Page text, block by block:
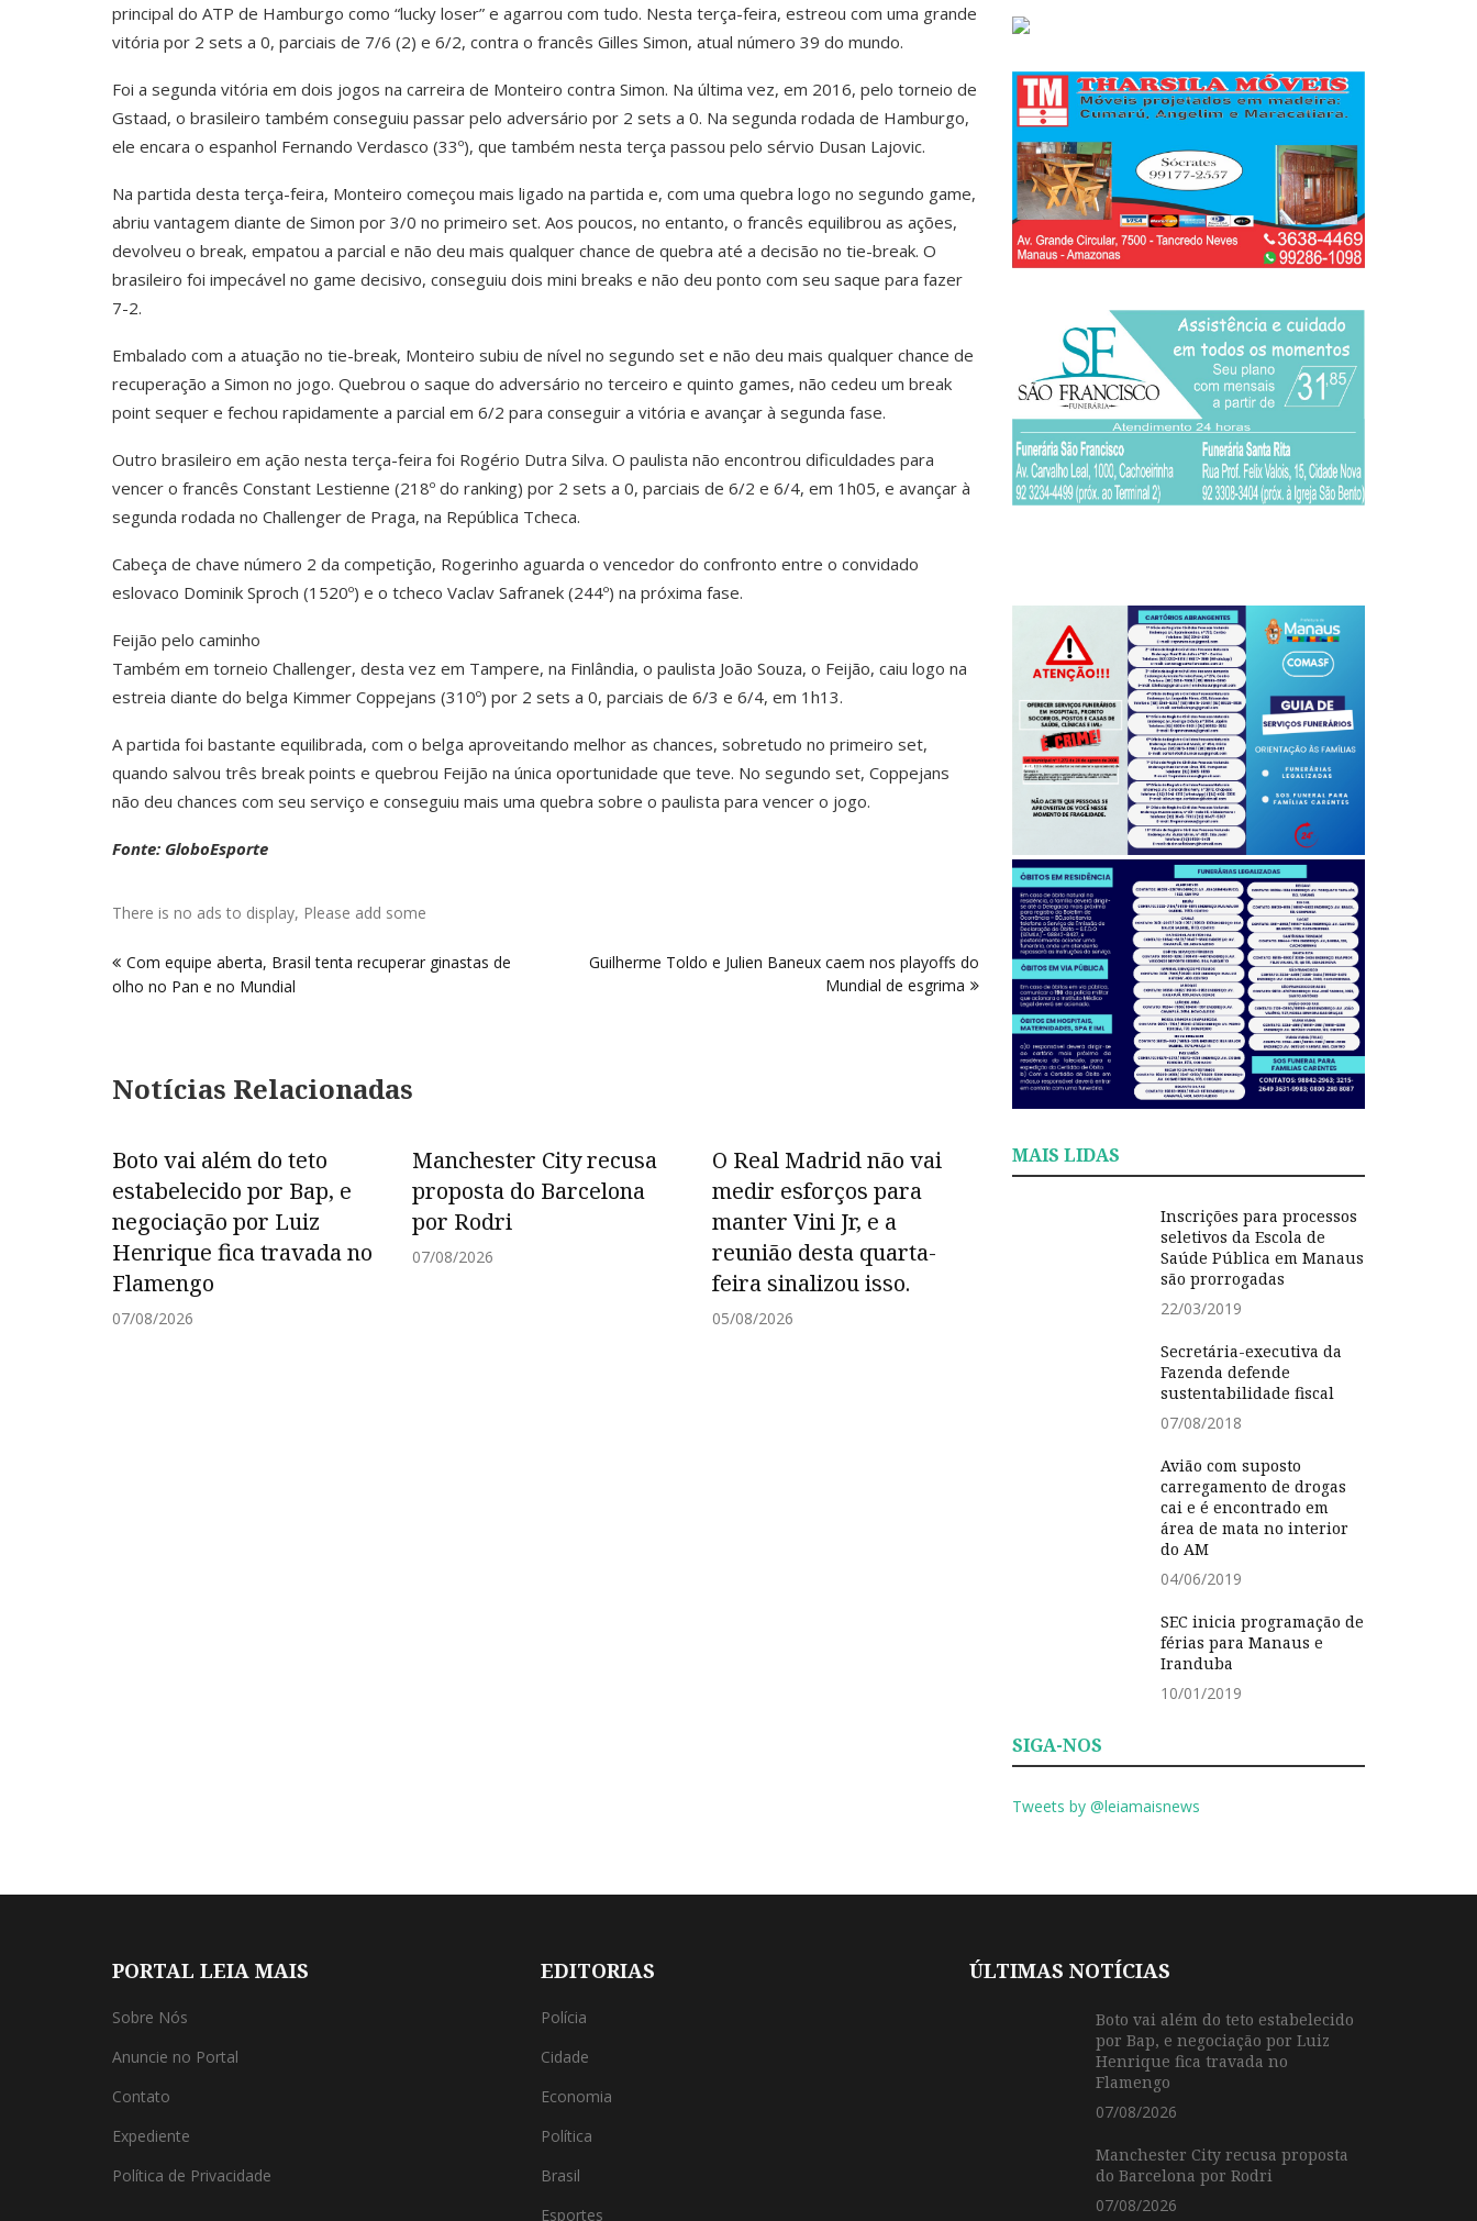
principal do ATP de Hamburgo como “lucky loser” e agarrou com tudo. Nesta terça-feira, estreou com uma grande
vitória por 2 sets a 0, parciais de 7/6 (2) e 6/2, contra o francês Gilles Simon, atual número 39 do mundo.
Foi a segunda vitória em dois jogos na carreira de Monteiro contra Simon. Na última vez, em 2016, pelo torneio de
Gstaad, o brasileiro também conseguiu passar pelo adversário por 2 sets a 0. Na segunda rodada de Hamburgo,
ele encara o espanhol Fernando Verdasco (33º), que também nesta terça passou pelo sérvio Dusan Lajovic.
Na partida desta terça-feira, Monteiro começou mais ligado na partida e, com uma quebra logo no segundo game,
abriu vantagem diante de Simon por 3/0 no primeiro set. Aos poucos, no entanto, o francês equilibrou as ações,
devolveu o break, empatou a parcial e não deu mais qualquer chance de quebra até a decisão no tie-break. O
brasileiro foi impecável no game decisivo, conseguiu dois mini breaks e não deu ponto com seu saque para fazer
7-2.
Embalado com a atuação no tie-break, Monteiro subiu de nível no segundo set e não deu mais qualquer chance de
recuperação a Simon no jogo. Quebrou o saque do adversário no terceiro e quinto games, não cedeu um break
point sequer e fechou rapidamente a parcial em 6/2 para conseguir a vitória e avançar à segunda fase.
Outro brasileiro em ação nesta terça-feira foi Rogério Dutra Silva. O paulista não encontrou dificuldades para
vencer o francês Constant Lestienne (218º do ranking) por 2 sets a 0, parciais de 6/2 e 6/4, em 1h05, e avançar à
segunda rodada no Challenger de Praga, na República Tcheca.
Cabeça de chave número 2 da competição, Rogerinho aguarda o vencedor do confronto entre o convidado
eslovaco Dominik Sproch (1520º) e o tcheco Vaclav Safranek (244º) na próxima fase.
Feijão pelo caminho
Também em torneio Challenger, desta vez em Tampere, na Finlândia, o paulista João Souza, o Feijão, caiu logo na
estreia diante do belga Kimmer Coppejans (310º) por 2 sets a 0, parciais de 6/3 e 6/4, em 1h13.
A partida foi bastante equilibrada, com o belga aproveitando melhor as chances, sobretudo no primeiro set,
quando salvou três break points e quebrou Feijão na única oportunidade que teve. No segundo set, Coppejans
não deu chances com seu serviço e conseguiu mais uma quebra sobre o paulista para vencer o jogo.
Fonte: GloboEsporte
There is no ads to display, Please add some
deCom equipe aberta, Brasil tenta recuperar ginastas de
olho no Pan e no Mundial
Guilherme Toldo e Julien Baneux caem nos playoffs do
Mundial de esgrima
Notícias Relacionadas
Boto vai além do teto
estabelecido por Bap, e
negociação por Luiz
Henrique fica travada no
Flamengo
07/08/2026
Manchester City recusa
proposta do Barcelona
por Rodri
07/08/2026
O Real Madrid não vai
medir esforços para
manter Vini Jr, e a
reunião desta quarta-
feira sinalizou isso.
05/08/2026
MAIS LIDAS
Inscrições para processos
seletivos da Escola de
Saúde Pública em Manaus
são prorrogadas
22/03/2019
Secretária-executiva da
Fazenda defende
sustentabilidade fiscal
07/08/2018
Avião com suposto
carregamento de drogas
cai e é encontrado em
área de mata no interior
do AM
04/06/2019
SEC inicia programação de
férias para Manaus e
Iranduba
10/01/2019
SIGA-NOS
Tweets by @leiamaisnews
PORTAL LEIA MAIS
Sobre Nós
Anuncie no Portal
Contato
Expediente
Política de Privacidade
EDITORIAS
Polícia
Cidade
Economia
Política
Brasil
Esportes
ÚLTIMAS NOTÍCIAS
Boto vai além do teto estabelecido
por Bap, e negociação por Luiz
Henrique fica travada no
Flamengo
07/08/2026
Manchester City recusa proposta
do Barcelona por Rodri
07/08/2026